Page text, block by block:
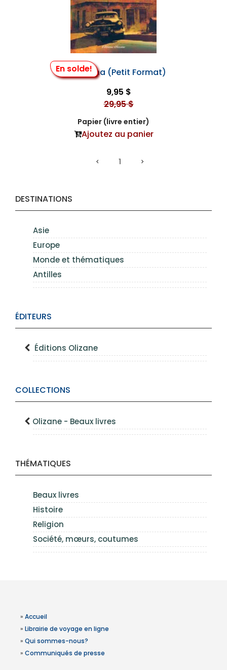
DESTINATIONS
Asie
Europe
Monde et thématiques
Antilles
ÉDITEURS
Éditions Olizane
COLLECTIONS
Olizane - Beaux livres
THÉMATIQUES
Beaux livres
Histoire
Religion
Société, mœurs, coutumes
En solde!
La Habana (Petit Format)
9,95 $
29,95 $
Papier (livre entier)
Ajoutez au panier
1
» Accueil
» Librairie de voyage en ligne
» Qui sommes-nous?
» Communiqués de presse